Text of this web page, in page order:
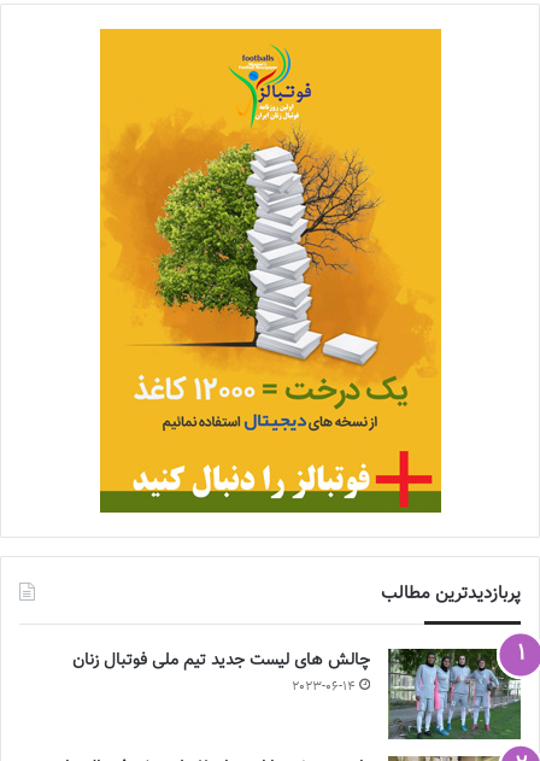
پربازدیدترین مطالب
چالش هاى ليست جدید تيم ملى فوتبال زنان
2023-06-14